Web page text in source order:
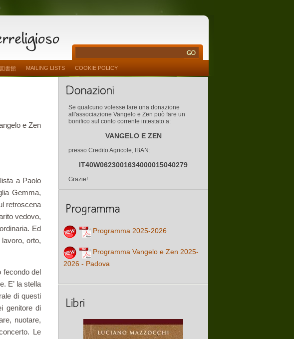
書館 MAILING LISTS COOKIE POLICY
e Zen
a Paolo
Gemma,
retroscena
vedovo,
Ed
orto,
fecondo del
E’ la stella
di questi
genitore di
nuotare,
Le
Se qualcuno volesse fare una donazione
all'associazione Vangelo e Zen può fare un
bonifico sul conto corrente intestato a:
VANGELO E ZEN
presso Credito Agricole, IBAN:
IT40W0623001634000015040279
Grazie!
Programma 2025-2026
Programma Vangelo e Zen 2025-
2026 - Padova